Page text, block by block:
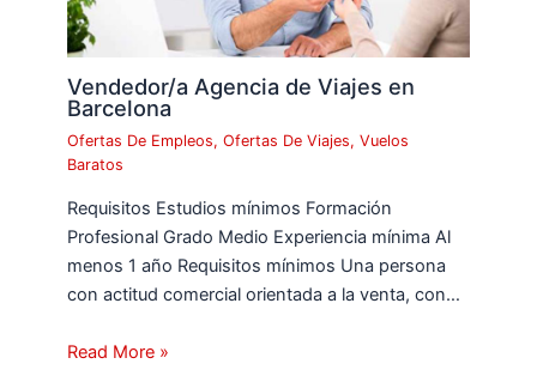
Vendedor/a Agencia de Viajes en
Barcelona
Ofertas De Empleos,Ofertas De Viajes,Vuelos
Baratos
Requisitos Estudios mínimos Formación
Profesional Grado Medio Experiencia mínima Al
menos 1 año Requisitos mínimos Una persona
con actitud comercial orientada a la venta, con…
Read More »